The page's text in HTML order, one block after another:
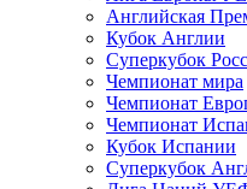
Английская
Кубок Англии
Суперкубок
Чемпионат мира
Чемпионат
Чемпионат
Кубок Испании
Суперкубок